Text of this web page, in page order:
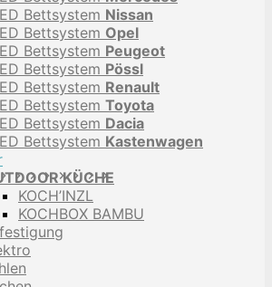
Bettsystem Nissan
Bettsystem Opel
Bettsystem Peugeot
Bettsystem Pössl
Bettsystem Renault
Bettsystem Toyota
Bettsystem Dacia
Bettsystem Kastenwagen
KÜCHE
KOCH’INZL
KOCHBOX BAMBU